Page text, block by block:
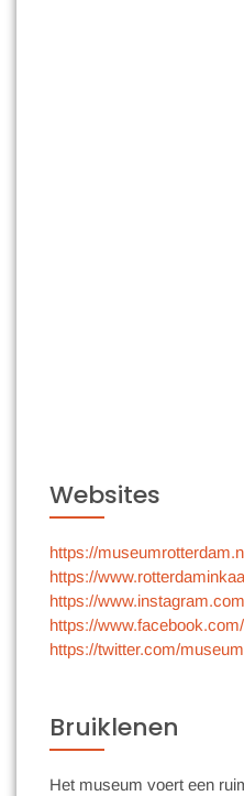
Websites
https://
https://
https://
https://
https://twitter.com/
Bruiklenen
Het museum voert een